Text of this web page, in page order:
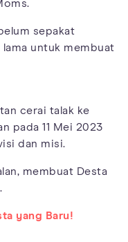
sepakat
untuk membuat
cerai talak ke
pada 11 Mei 2023
dan misi.
membuat Desta
yang Baru!